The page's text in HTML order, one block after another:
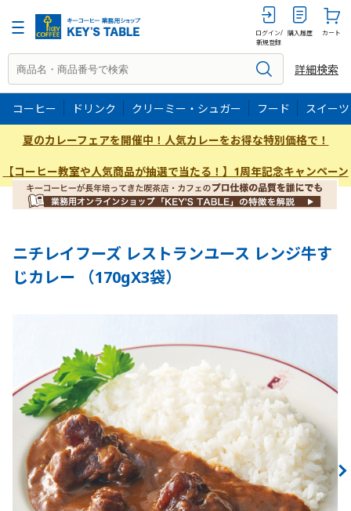
ログイン/
新規登録
購入履歴 カート
詳細検索
コーヒー ドリンク クリーミー・シュガー フード スイーツ
夏のカレーフェアを開催中！人気カレーをお得な特別価格で！
【コーヒー教室や人気商品が抽選で当たる！】1周年記念キャンペーン
ニチレイフーズ レストランユース レンジ牛す
じカレー （170gX3袋）